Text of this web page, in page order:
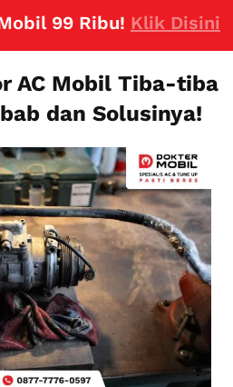
Ribu! Klik Disini
AC Mobil Tiba-tiba
dan Solusinya!